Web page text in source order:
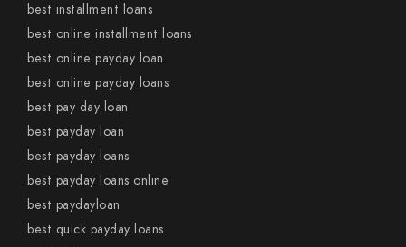
best installment loans
best online installment loans
best online payday loan
best online payday loans
best pay day loan
best payday loan
best payday loans
best payday loans online
best paydayloan
best quick payday loans